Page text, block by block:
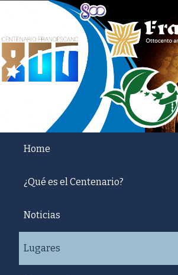
Home
¿Qué es el Centenario?
Noticias
Lugares